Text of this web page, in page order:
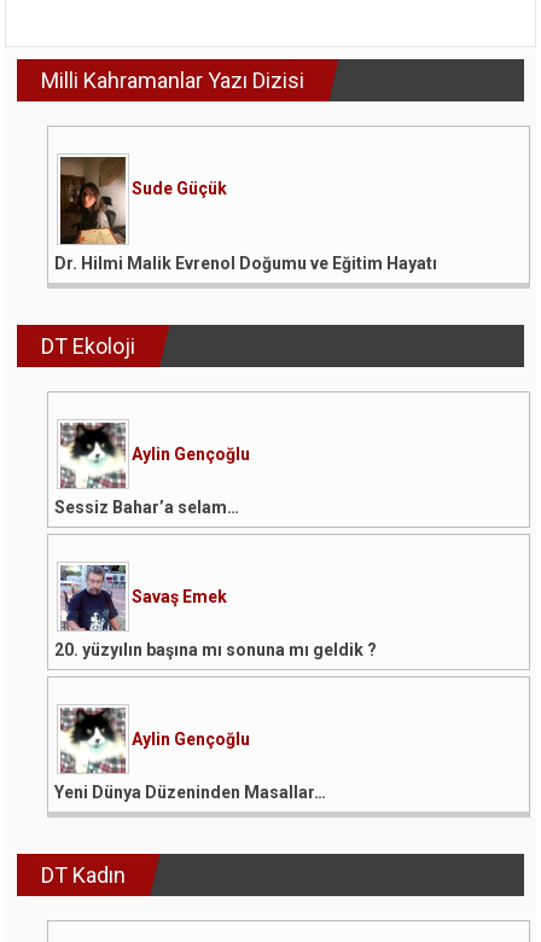
için
Milli Kahramanlar Yazı Dizisi
Sude Güçük
Dr. Hilmi Malik Evrenol Doğumu ve Eğitim Hayatı
DT Ekoloji
Aylin Gençoğlu
Sessiz Bahar’a selam…
Savaş Emek
20. yüzyılın başına mı sonuna mı geldik ?
Aylin Gençoğlu
Yeni Dünya Düzeninden Masallar…
DT Kadın